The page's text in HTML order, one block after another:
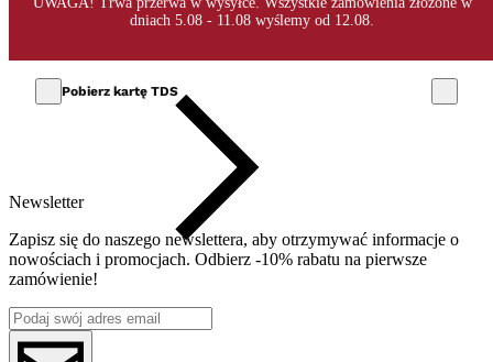
Pobierz kartę TDS
Newsletter
Zapisz się do naszego newslettera, aby otrzymywać informacje o
nowościach i promocjach. Odbierz -10% rabatu na pierwsze
zamówienie!